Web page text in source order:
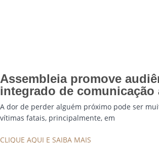
Assembleia promove
integrado de
A dor de perder alguém próximo pode ser
vítimas fatais, principalmente, em
CLIQUE AQUI E SAIBA MAIS